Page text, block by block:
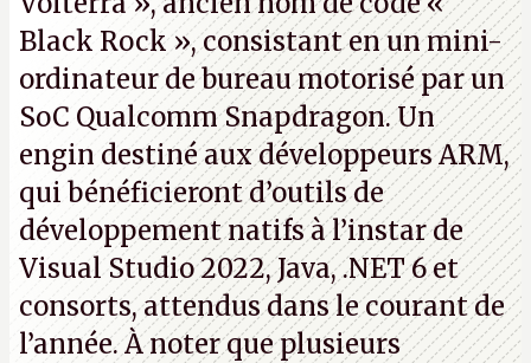
Black Rock », consistant en un mini-
ordinateur de bureau motorisé par un
SoC Qualcomm Snapdragon. Un
engin destiné aux développeurs ARM,
qui bénéficieront d’outils de
développement natifs à l’instar de
Visual Studio 2022, Java, .NET 6 et
consorts, attendus dans le courant de
l’année. À noter que plusieurs